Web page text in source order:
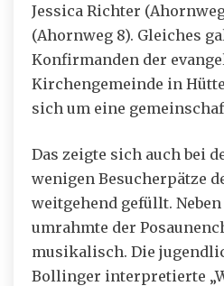
Jessica Richter
(Ahornweg 8). Gleiches
Konfirmanden der
Kirchengemeinde in
sich um eine
Das zeigte sich auch bei
wenigen Besucherpätze
weitgehend gefüllt.
umrahmte der
musikalisch. Die
Bollinger interpretierte